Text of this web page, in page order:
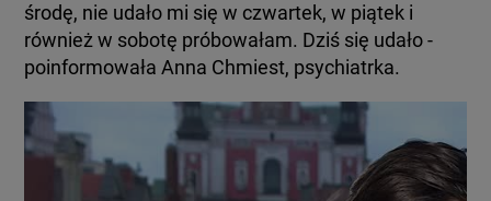
środę, nie udało mi się w czwartek, w piątek i
również w sobotę próbowałam. Dziś się udało -
poinformowała Anna Chmiest, psychiatrka.